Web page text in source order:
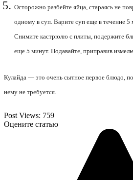
Осторожно разбейте яйца, стараясь не
одному в суп. Варите суп еще в течение 5
Снимите кастрюлю с плиты, подержите
еще 5 минут. Подавайте, приправив
Кулайда — это очень сытное первое блюдо,
нему не требуется.
Post Views: 759
Оцените статью